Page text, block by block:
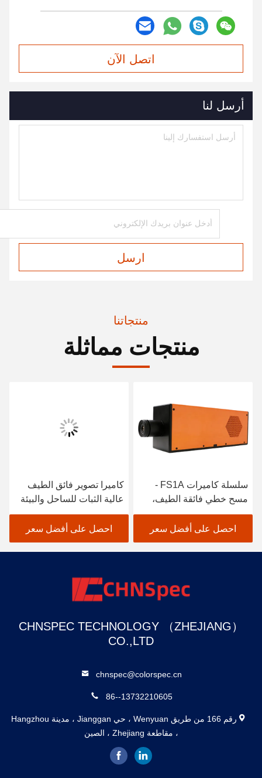
اتصل الآن
أرسل لنا
ارسل
منتجاتنا
منتجات مماثلة
سلسلة كاميرات FS1A -
مسح خطي فائقة الطيف،
نطاق 900-2500 نانومتر
احصل على أفضل سعر
كاميرا تصوير فائق الطيف
عالية الثبات للساحل والبيئة
البحرية
احصل على أفضل سعر
CHNSPEC TECHNOLOGY （ZHEJIANG）
CO.,LTD
chnspec@colorspec.cn
86--13732210605
رقم 166 من طريق Wenyuan ، حي Jianggan ، مدينة Hangzhou
، مقاطعة Zhejiang ، الصين